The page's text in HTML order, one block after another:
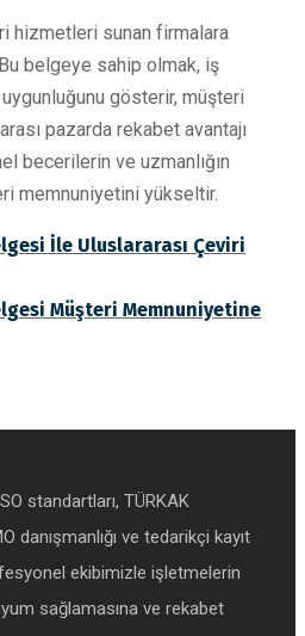
hizmetleri sunan firmalara
belgeye sahip olmak, iş
gösterir, müşteri
pazarda rekabet avantajı
becerilerin ve uzmanlığın
memnuniyetini yükseltir.
İle Uluslararası Çeviri
Müşteri Memnuniyetine
standartları, TÜRKAK
danışmanlığı ve tedarikçi kayıt
ekibimizle işletmelerin
sağlamasına ve rekabet